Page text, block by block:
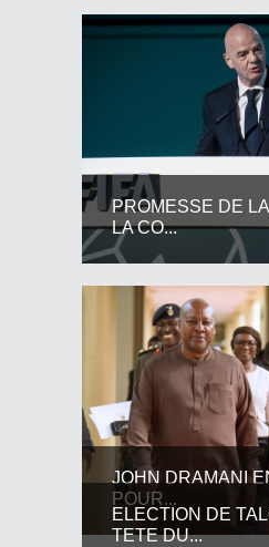
PROMESSE DE
LA CO...
JOHN DRAMANI
POUR...
ELECTION DE
TETE DU...